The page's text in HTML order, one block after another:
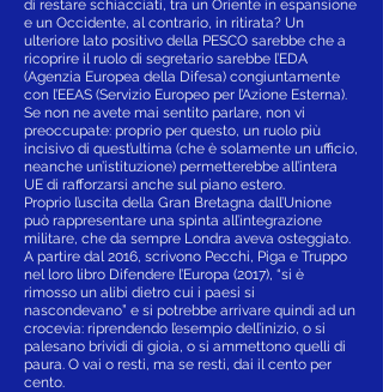
di restare schiacciati, tra un Oriente in espansione
e un Occidente, al contrario, in ritirata? Un
ulteriore lato positivo della PESCO sarebbe che a
ricoprire il ruolo di segretario sarebbe l’EDA
(Agenzia Europea della Difesa) congiuntamente
con l’EEAS (Servizio Europeo per l’Azione Esterna).
Se non ne avete mai sentito parlare, non vi
preoccupate: proprio per questo, un ruolo più
incisivo di quest’ultima (che è solamente un ufficio,
neanche un’istituzione) permetterebbe all’intera
UE di rafforzarsi anche sul piano estero.
Proprio l’uscita della Gran Bretagna dall’Unione
può rappresentare una spinta all’integrazione
militare, che da sempre Londra aveva osteggiato.
A partire dal 2016, scrivono Pecchi, Piga e Truppo
nel loro libro Difendere l’Europa (2017), “si è
rimosso un alibi dietro cui i paesi si
nascondevano” e si potrebbe arrivare quindi ad un
crocevia: riprendendo l’esempio dell’inizio, o si
palesano brividi di gioia, o si ammettono quelli di
paura. O vai o resti, ma se resti, dai il cento per
cento.